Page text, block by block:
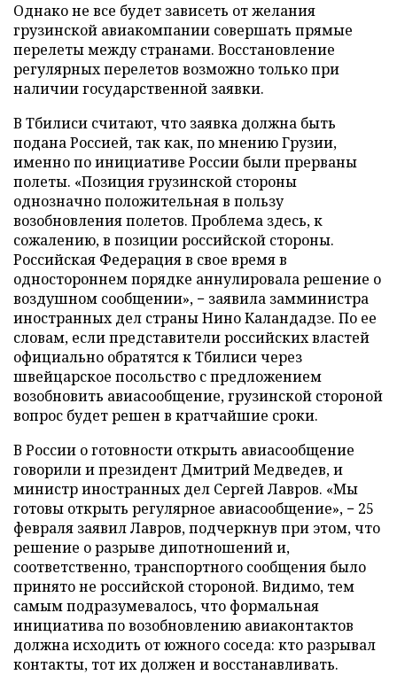
Однако не все будет зависеть от желания
грузинской авиакомпании совершать прямые
перелеты между странами. Восстановление
регулярных перелетов возможно только при
наличии государственной заявки.
В Тбилиси считают, что заявка должна быть
подана Россией, так как, по мнению Грузии,
именно по инициативе России были прерваны
полеты. «Позиция грузинской стороны
однозначно положительная в пользу
возобновления полетов. Проблема здесь, к
сожалению, в позиции российской стороны.
Российская Федерация в свое время в
одностороннем порядке аннулировала решение о
воздушном сообщении», − заявила замминистра
иностранных дел страны Нино Каландадзе. По ее
словам, если представители российских властей
официально обратятся к Тбилиси через
швейцарское посольство с предложением
возобновить авиасообщение, грузинской стороной
вопрос будет решен в кратчайшие сроки.
В России о готовности открыть авиасообщение
говорили и президент Дмитрий Медведев, и
министр иностранных дел Сергей Лавров. «Мы
готовы открыть регулярное авиасообщение», − 25
февраля заявил Лавров, подчеркнув при этом, что
решение о разрыве дипотношений и,
соответственно, транспортного сообщения было
принято не российской стороной. Видимо, тем
самым подразумевалось, что формальная
инициатива по возобновлению авиаконтактов
должна исходить от южного соседа: кто разрывал
контакты, тот их должен и восстанавливать.